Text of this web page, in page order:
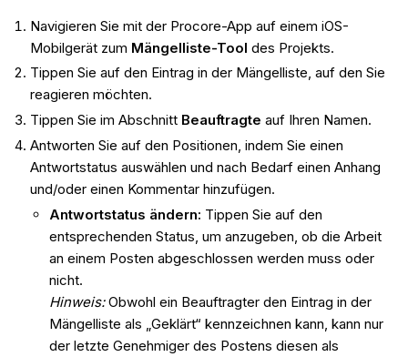
Navigieren Sie mit der Procore-App auf einem iOS-
Mobilgerät zum Mängelliste-Tool des Projekts.
Tippen Sie auf den Eintrag in der Mängelliste, auf den Sie
reagieren möchten.
Tippen Sie im Abschnitt Beauftragte auf Ihren Namen.
Antworten Sie auf den Positionen, indem Sie einen
Antwortstatus auswählen und nach Bedarf einen Anhang
und/oder einen Kommentar hinzufügen.
Antwortstatus ändern: Tippen Sie auf den
entsprechenden Status, um anzugeben, ob die Arbeit
an einem Posten abgeschlossen werden muss oder
nicht.
Hinweis:Obwohl ein Beauftragter den Eintrag in der
Mängelliste als „Geklärt“ kennzeichnen kann, kann nur
der letzte Genehmiger des Postens diesen als